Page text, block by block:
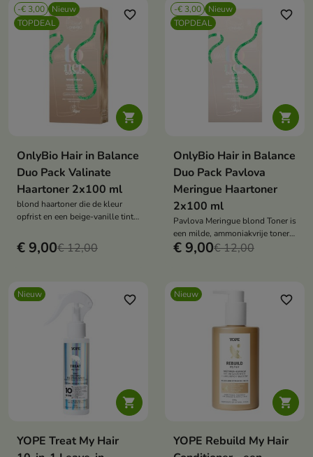
-€ 3,00
Nieuw
TOPDEAL

favorite_border
OnlyBio Hair in Balance
Duo Pack Valinate
Haartoner 2x100 ml
blond haartoner die de kleur
opfrist en een beige-vanille tint
€ 9,00€ 12,00
-€ 3,00
Nieuw
TOPDEAL

favorite_border
OnlyBio Hair in Balance
Duo Pack Pavlova
Meringue Haartoner
2x100 ml
Pavlova Meringue blond Toner is
een milde, ammoniakvrije toner
die de haarkleur opfrist en het
en geeft het glans.
€ 9,00€ 12,00
Nieuw

favorite_border
YOPE Treat My Hair
Nieuw

favorite_border
YOPE Rebuild My Hair